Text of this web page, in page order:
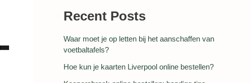
Recent Posts
Waar moet je op letten bij het aanschaffen van
voetbaltafels?
Hoe kun je kaarten Liverpool online bestellen?